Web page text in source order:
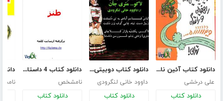
دانلود کتاب آئین نامه راهنمایی رانندگی به زبان طنز
علی درخشی
دانلود کتاب
دانلود کتاب دوبیتی های طنز گیلکی لاکو مئری جان
داوود خانی لنگرودی
دانلود کتاب
دانلود کتاب 4 داستان طنز
نامشخص
دانلود کتاب